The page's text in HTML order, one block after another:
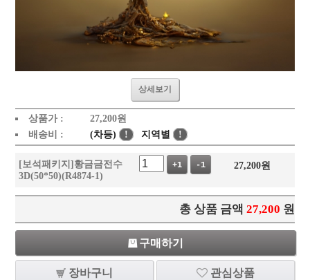
상세보기
상품가 : 27,200원
배송비 :
(차등) ! 지역별 !
[보석패키지]황금금전수
3D(50*50)(R4874-1)
+1 -1 27,200원
총 상품 금액 27,200 원
구매하기
장바구니 관심상품